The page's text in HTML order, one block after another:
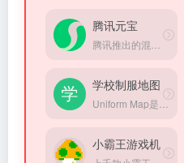
腾讯元宝
学校制服地图
Uniform Map是一个让使用者可以从Google地图去查询学校制服的网站，想知道某所学校所穿的制服，用这网站就能轻松解决
小霸王游戏机